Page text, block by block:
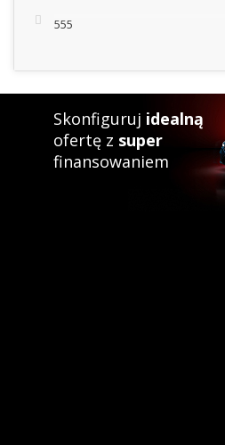
555
Skonfiguruj idealną
ofertę z super
finansowaniem